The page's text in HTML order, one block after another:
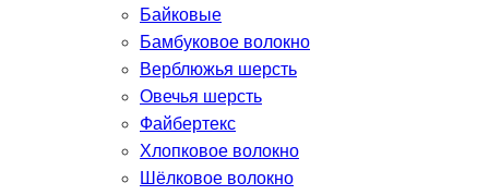
Байковые
Бамбуковое волокно
Верблюжья шерсть
Овечья шерсть
Файбертекс
Хлопковое волокно
Шёлковое волокно